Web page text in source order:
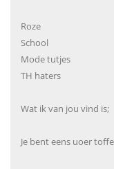
Roze
School
Mode tutjes
TH haters
Wat ik van jou vind is;
Je bent eens uoer